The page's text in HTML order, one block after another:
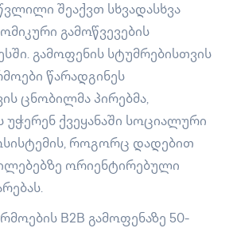
შეაქვთ სხვადასხვა
გამოწვევების
გამოფენის სტუმრებისთვის
წარადგინეს
ცნობილმა პირებმა,
ქვეყანაში სოციალური
როგორც დადებით
ორიენტირებული
B2B გამოფენაზე 50-